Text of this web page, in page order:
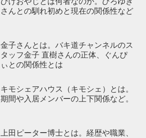
さんとの馴れ初めと現在の関係性など
金子さんとは。バキ道チャンネルのス
タッフ金子 直樹さんの正体、ぐんぴ
ぃとの関係性とは
キモシェアハウス（キモシェ）とは。
期間や入居メンバーの上下関係など。
上田ピーター博士とは。経歴や職業、